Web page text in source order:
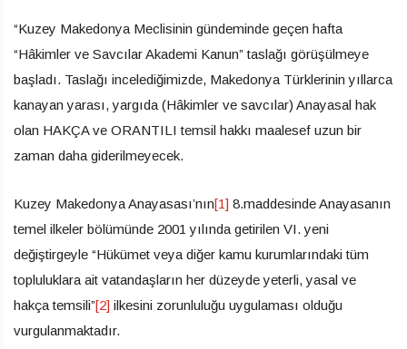
“Kuzey Makedonya Meclisinin gündeminde geçen hafta
“Hâkimler ve Savcılar Akademi Kanun” taslağı görüşülmeye
başladı. Taslağı incelediğimizde, Makedonya Türklerinin yıllarca
kanayan yarası, yargıda (Hâkimler ve savcılar) Anayasal hak
olan HAKÇA ve ORANTILI temsil hakkı maalesef uzun bir
zaman daha giderilmeyecek.
Kuzey Makedonya Anayasası’nın[1] 8.maddesinde Anayasanın
temel ilkeler bölümünde 2001 yılında getirilen VI. yeni
değiştirgeyle “Hükümet veya diğer kamu kurumlarındaki tüm
topluluklara ait vatandaşların her düzeyde yeterli, yasal ve
hakça temsili”[2] ilkesini zorunluluğu uygulaması olduğu
vurgulanmaktadır.